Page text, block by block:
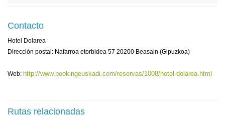
Contacto
Hotel Dolarea
Dirección postal: Nafarroa etorbidea 57 20200 Beasain (Gipuzkoa)
Web: http://www.bookingeuskadi.com/reservas/1008/hotel-dolarea.html
Rutas relacionadas